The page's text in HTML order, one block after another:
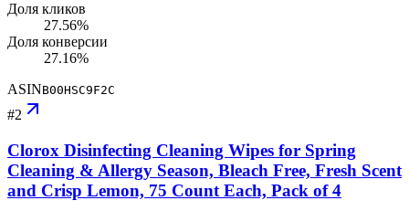
Доля кликов
27.56%
Доля конверсии
27.16%
ASINB00HSC9F2C
#2
Clorox Disinfecting Cleaning Wipes for Spring
Cleaning & Allergy Season, Bleach Free, Fresh Scent
and Crisp Lemon, 75 Count Each, Pack of 4